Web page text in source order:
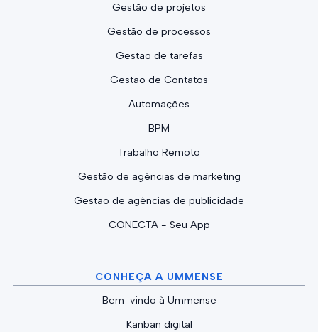
Gestão de projetos
Gestão de processos
Gestão de tarefas
Gestão de Contatos
Automações
BPM
Trabalho Remoto
Gestão de agências de marketing
Gestão de agências de publicidade
CONECTA - Seu App
CONHEÇA A UMMENSE
Bem-vindo à Ummense
Kanban digital